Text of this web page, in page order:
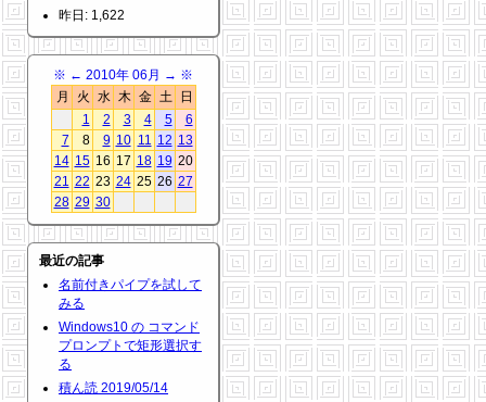
昨日: 1,622
※ ← 2010年 06月 → ※
月
火 水 木 金 土
日
1
2 3 4 5
6
7
8 9 10 11 12 13
14 15 16 17 18 19 20
21 22 23 24 25 26 27
28 29 30
最近の記事
名前付きパイプを試して
みる
Windows10 の コマンド
プロンプトで矩形選択す
る
積ん読 2019/05/14